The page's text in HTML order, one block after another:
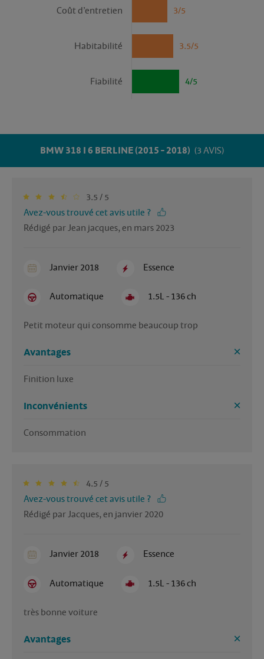
3/5
Coût d’entretien
3.5/5
Habitabilité
4/5
Fiabilité
BMW 318 I 6 BERLINE (2015 - 2018) (3 AVIS)
3.5 / 5
Avez-vous trouvé cet avis utile ?
Rédigé par Jean jacques, en mars 2023
Janvier 2018 Essence
Automatique 1.5L - 136 ch
Petit moteur qui consomme beaucoup trop
Avantages
Finition luxe
Inconvénients
Consommation
4.5 / 5
Avez-vous trouvé cet avis utile ?
Rédigé par Jacques, en janvier 2020
Janvier 2018 Essence
Automatique 1.5L - 136 ch
très bonne voiture
Avantages